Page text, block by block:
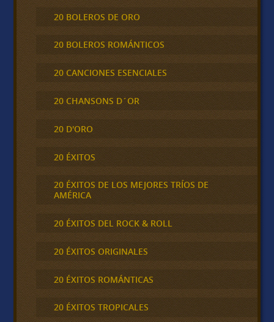
20 BOLEROS DE ORO
20 BOLEROS ROMÁNTICOS
20 CANCIONES ESENCIALES
20 CHANSONS D´OR
20 D'ORO
20 ÉXITOS
20 ÉXITOS DE LOS MEJORES TRÍOS DE
AMÉRICA
20 ÉXITOS DEL ROCK & ROLL
20 ÉXITOS ORIGINALES
20 ÉXITOS ROMÁNTICAS
20 ÉXITOS TROPICALES